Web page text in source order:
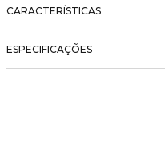
CARACTERÍSTICAS
ESPECIFICAÇÕES